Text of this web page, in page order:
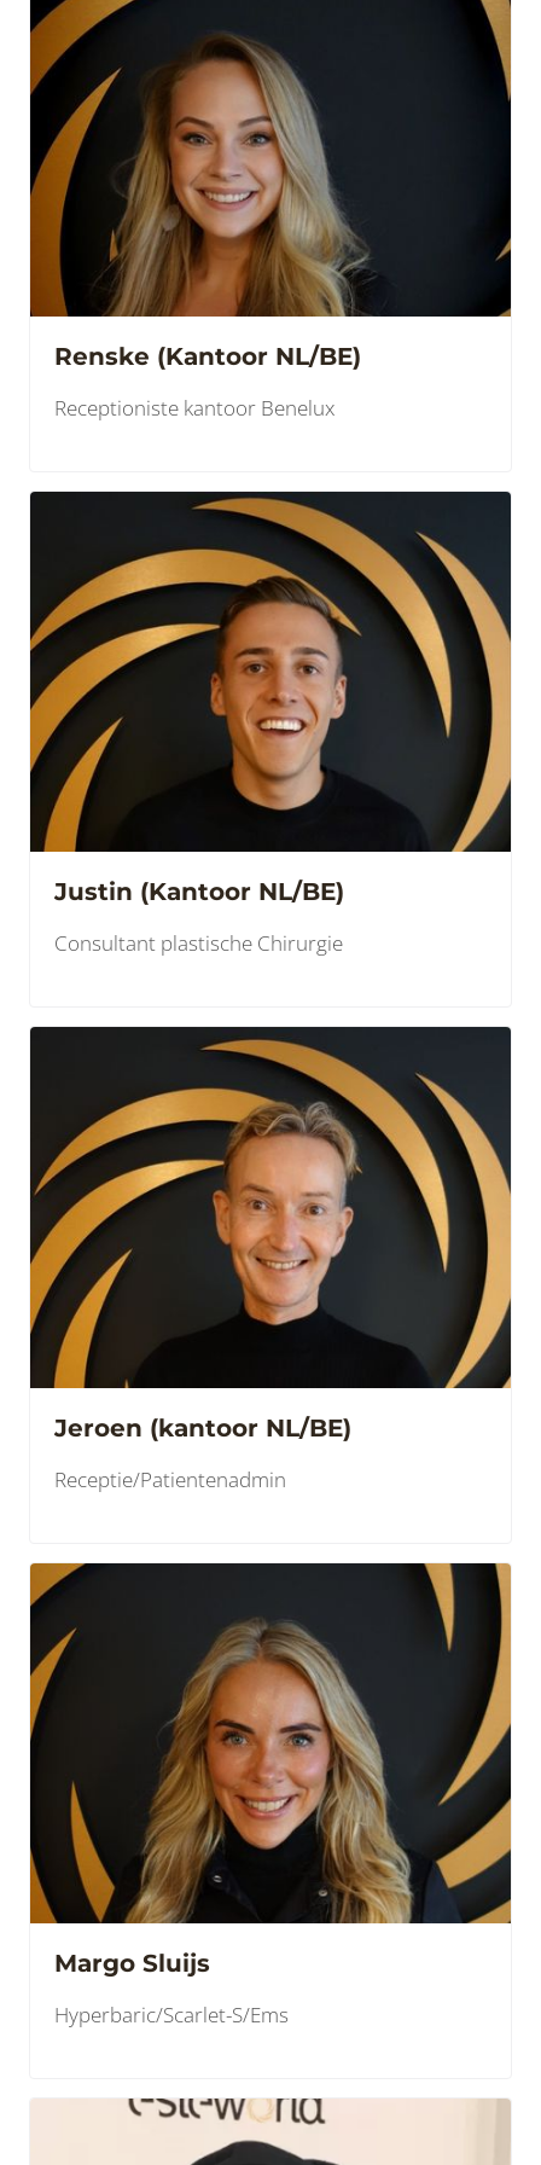
Renske (Kantoor NL/BE)
Receptioniste kantoor Benelux
Justin (Kantoor NL/BE)
Consultant plastische Chirurgie
Jeroen (kantoor NL/BE)
Receptie/Patientenadmin
Margo Sluijs
Hyperbaric/Scarlet-S/Ems